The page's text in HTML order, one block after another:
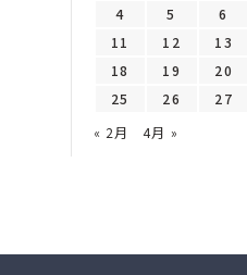
4
5 6
11
12 13
18
19 20
25
26 27
« 2月
4月 »